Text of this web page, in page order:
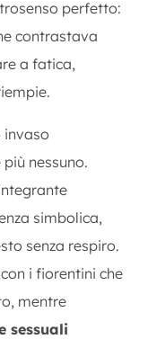
perfetto:
contrastava
a fatica,
invaso
nessuno.
simbolica,
senza respiro.
i fiorentini che
mentre
sessuali